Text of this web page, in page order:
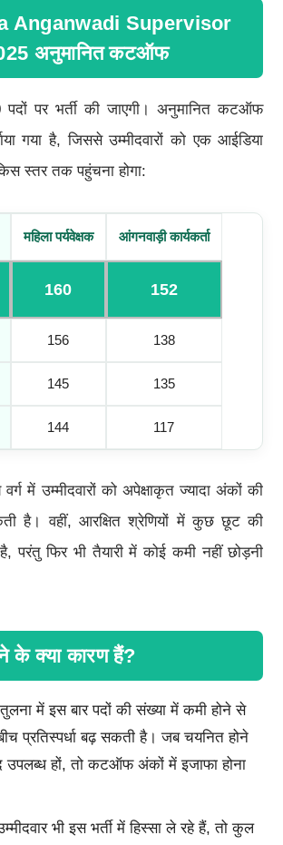
Anganwadi Supervisor
अनुमानित कटऑफ
पर भर्ती की जाएगी। अनुमानित कटऑफ
गया है, जिससे उम्मीदवारों को एक आईडिया
स्तर तक पहुंचना होगा:
महिला पर्यवेक्षक आंगनवाड़ी कार्यकर्ता
160 152
156 138
145 135
144 117
वर्ग में उम्मीदवारों को अपेक्षाकृत ज्यादा अंकों की
है। वहीं, आरक्षित श्रेणियों में कुछ छूट की
परंतु फिर भी तैयारी में कोई कमी नहीं छोड़नी
क्या कारण हैं?
तुलना में इस बार पदों की संख्या में कमी होने से
प्रतिस्पर्धा बढ़ सकती है। जब चयनित होने
हों, तो कटऑफ अंकों में इजाफा होना
भी इस भर्ती में हिस्सा ले रहे हैं, तो कुल